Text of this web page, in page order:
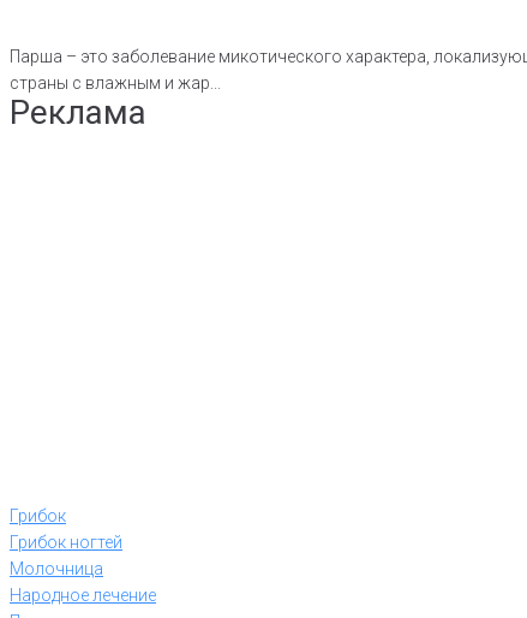
Парша – это заболевание микотического характера,
страны с влажным и жар...
Реклама
Грибок
Грибок ногтей
Молочница
Народное лечение